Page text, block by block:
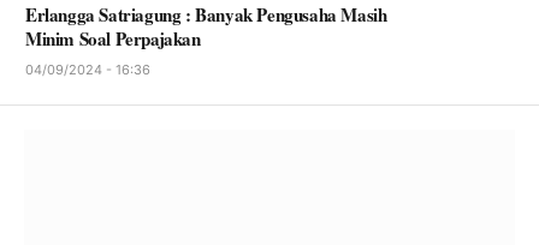
Erlangga Satriagung : Banyak Pengusaha Masih
Minim Soal Perpajakan
04/09/2024 - 16:36